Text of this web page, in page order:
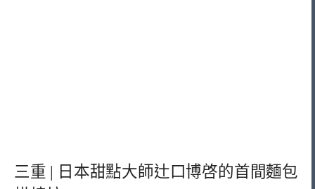
三重 | 日本甜點大師辻口博啓的首間麵包